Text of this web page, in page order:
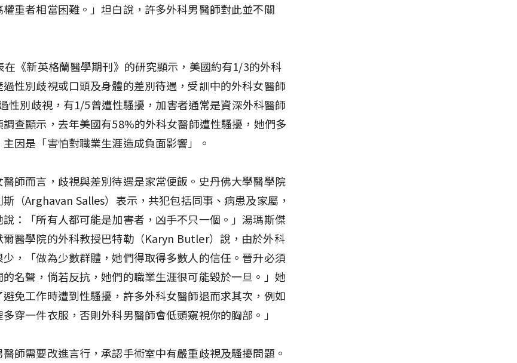
重者相當困難。」坦白說，許多外科男醫師對此並不關
在《新英格蘭醫學期刊》的研究顯示，美國約有1/3的外科
性別歧視或口頭及身體的差別待遇，受訓中的外科女醫師
性別歧視，有1/5曾遭性騷擾，加害者通常是資深外科醫師
查顯示，去年美國有58%的外科女醫師遭性騷擾，她們多
因是「害怕對職業生涯造成負面影響」。
師而言，歧視與差別待遇是家常便飯。史丹佛大學醫學院
（Arghavan Salles）表示，共犯包括同事、病患及家屬，
：「所有人都可能是加害者，凶手不只一個。」湯瑪斯傑
爾醫學院的外科教授巴特勒（Karyn Butler）說，由於外科
，「做為少數群體，她們得取得多數人的信任。晉升必須
名聲，倘若反抗，她們的職業生涯很可能毀於一旦。」她
免工作時遭到性騷擾，許多外科女醫師退而求其次，例如
多穿一件衣服，否則外科男醫師會低頭窺視你的胸部。」
師需要改進言行，承認手術室中有嚴重歧視及騷擾問題。